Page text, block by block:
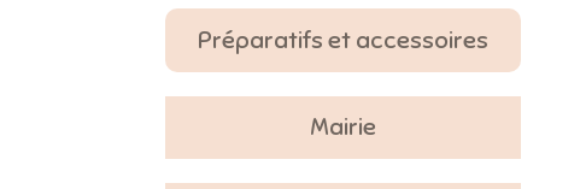
Préparatifs et accessoires
Mairie